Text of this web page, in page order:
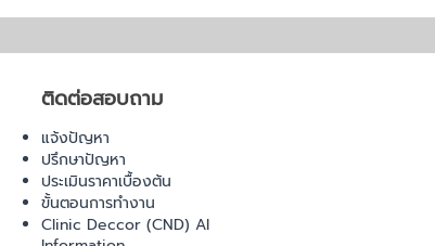
ติดต่อสอบถาม
แจ้งปัญหา
ปรึกษาปัญหา
ประเมินราคาเบื้องต้น
ขั้นตอนการทำงาน
Clinic Deccor (CND) AI